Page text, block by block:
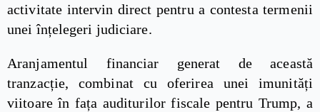
activitate intervin direct pentru a contesta termenii
unei înțelegeri judiciare.
Aranjamentul financiar generat de această
tranzacție, combinat cu oferirea unei imunități
viitoare în fața auditurilor fiscale pentru Trump, a